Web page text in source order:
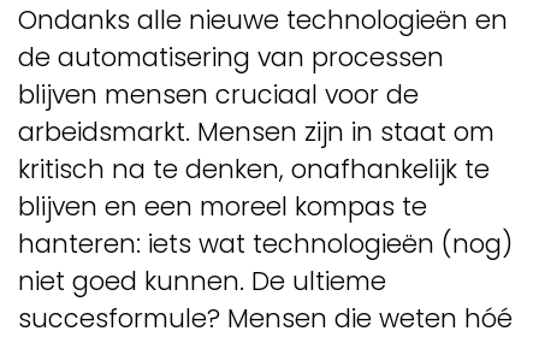
Ondanks alle nieuwe technologieën en
de automatisering van processen
blijven mensen cruciaal voor de
arbeidsmarkt. Mensen zijn in staat om
kritisch na te denken, onafhankelijk te
blijven en een moreel kompas te
hanteren: iets wat technologieën (nog)
niet goed kunnen. De ultieme
succesformule? Mensen die weten hóé